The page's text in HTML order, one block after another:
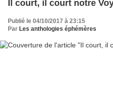
Il court, il court notre
Publié le 04/10/2017 à 23:15
Par Les anthologies éphémères